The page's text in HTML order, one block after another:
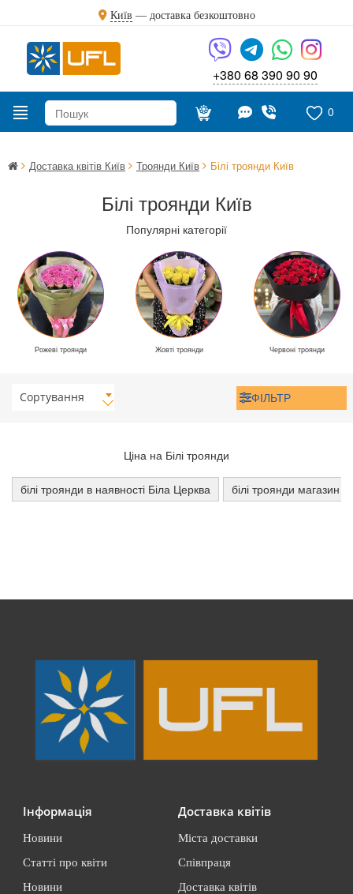
Київ — доставка безкоштовно
+380 68 390 90 90
0
Доставка квітів Київ Троянди Київ Білі троянди Київ
Білі троянди Київ
Популярні категорії
Рожеві троянди Жовті троянди Червоні троянди
Сортування ФІЛЬТР
Ціна на Білі троянди
білі троянди в наявності Біла Церква білі троянди магазин
Інформація
Новини
Статті про квіти
Новини
Доставка квітів
Міста доставки
Співпраця
Доставка квітів